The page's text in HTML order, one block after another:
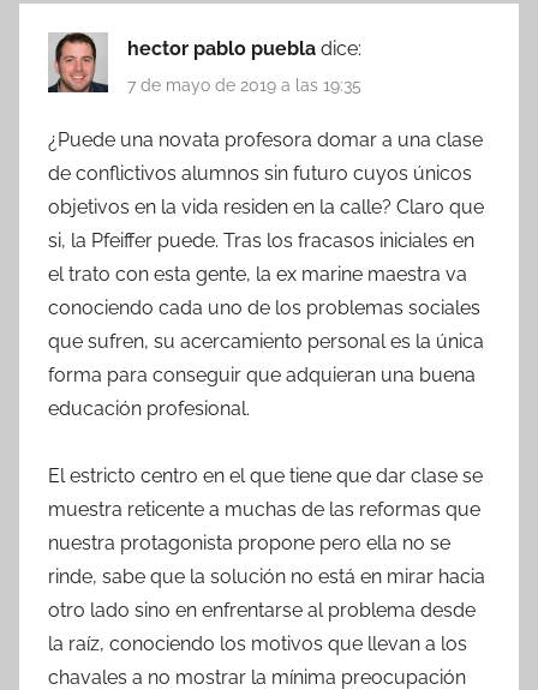
hector pablo puebla dice:
7 de mayo de 2019 a las 19:35
¿Puede una novata profesora domar a una clase
de conflictivos alumnos sin futuro cuyos únicos
objetivos en la vida residen en la calle? Claro que
si, la Pfeiffer puede. Tras los fracasos iniciales en
el trato con esta gente, la ex marine maestra va
conociendo cada uno de los problemas sociales
que sufren, su acercamiento personal es la única
forma para conseguir que adquieran una buena
educación profesional.
El estricto centro en el que tiene que dar clase se
muestra reticente a muchas de las reformas que
nuestra protagonista propone pero ella no se
rinde, sabe que la solución no está en mirar hacia
otro lado sino en enfrentarse al problema desde
la raíz, conociendo los motivos que llevan a los
chavales a no mostrar la mínima preocupación